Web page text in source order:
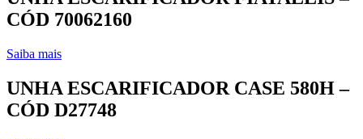
CÓD 70062160
Saiba mais
UNHA ESCARIFICADOR CASE 580H –
CÓD D27748